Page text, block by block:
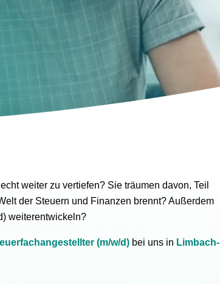
weiter zu vertiefen? Sie träumen davon, Teil
der Steuern und Finanzen brennt? Außerdem
weiterentwickeln?
(m/w/d) bei uns in Limbach-